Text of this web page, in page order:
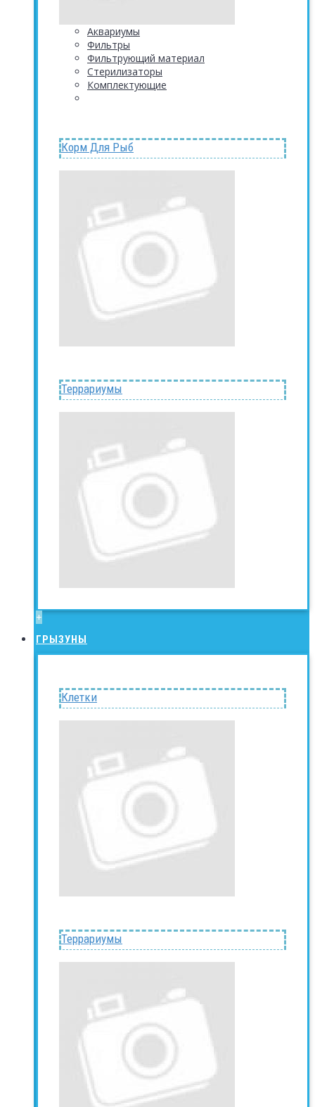
Аквариумы
Фильтры
Фильтрующий материал
Стерилизаторы
Комплектующие
Корм Для Рыб
Террариумы
+
ГРЫЗУНЫ
Клетки
Террариумы